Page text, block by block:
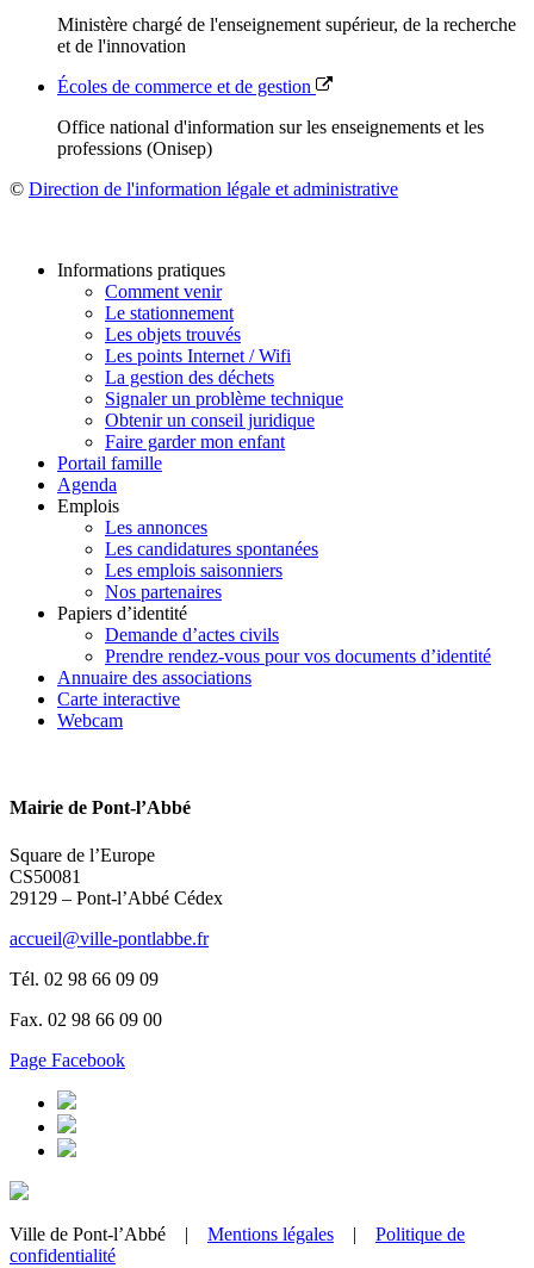
Ministère chargé de l'enseignement supérieur, de la recherche
et de l'innovation
Écoles de commerce et de gestion
Office national d'information sur les enseignements et les
professions (Onisep)
© Direction de l'information légale et administrative
Informations pratiques
Comment venir
Le stationnement
Les objets trouvés
Les points Internet / Wifi
La gestion des déchets
Signaler un problème technique
Obtenir un conseil juridique
Faire garder mon enfant
Portail famille
Agenda
Emplois
Les annonces
Les candidatures spontanées
Les emplois saisonniers
Nos partenaires
Papiers d’identité
Demande d’actes civils
Prendre rendez-vous pour vos documents d’identité
Annuaire des associations
Carte interactive
Webcam
Mairie de Pont-l’Abbé
Square de l’Europe
CS50081
29129 – Pont-l’Abbé Cédex
accueil@ville-pontlabbe.fr
Tél. 02 98 66 09 09
Fax. 02 98 66 09 00
Page Facebook
Ville de Pont-l’Abbé | Mentions légales | Politique de
confidentialité